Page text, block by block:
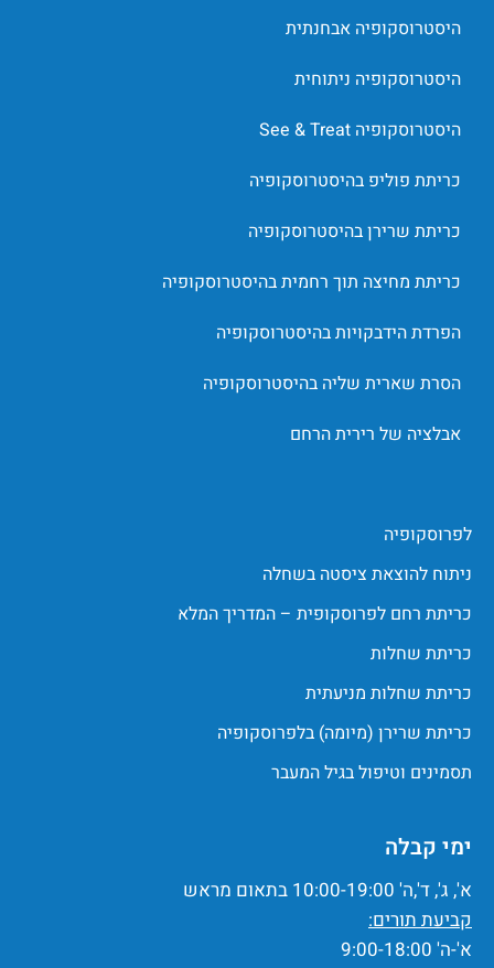
היסטרוסקופיה אבחנתית
היסטרוסקופיה ניתוחית
היסטרוסקופיה See & Treat
כריתת פוליפ בהיסטרוסקופיה
כריתת שרירן בהיסטרוסקופיה
כריתת מחיצה תוך רחמית בהיסטרוסקופיה
הפרדת הידבקויות בהיסטרוסקופיה
הסרת שארית שליה בהיסטרוסקופיה
אבלציה של רירית הרחם
לפרוסקופיה
ניתוח להוצאת ציסטה בשחלה
כריתת רחם לפרוסקופית – המדריך המלא
כריתת שחלות
כריתת שחלות מניעתית
כריתת שרירן (מיומה) בלפרוסקופיה
תסמינים וטיפול בגיל המעבר
ימי קבלה
א', ג', ד',ה' 10:00-19:00 בתאום מראש
קביעת תורים:
א'-ה' 9:00-18:00